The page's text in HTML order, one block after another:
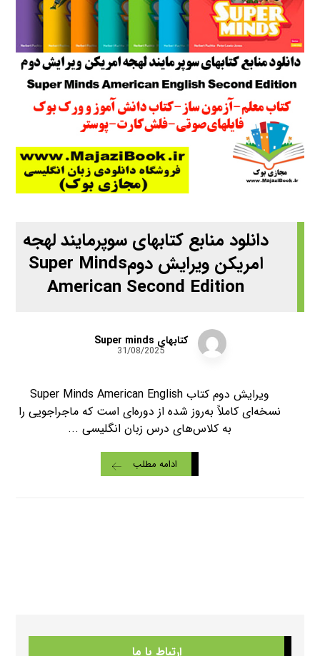
دانلود منابع کتابهای سوپرمایند لهجه
امریکن ویرایش دومSuper Minds
American Second Edition
کتابهای Super minds
31/08/2025
ویرایش دوم کتاب Super Minds American English
نسخه‌ای کاملاً به‌روز شده از دوره‌ای است که ماجراجویی را
به کلاس‌های درس زبان انگلیسی ...
ادامه مطلب
ارتباط با ما